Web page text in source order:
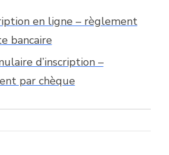
en ligne – règlement
bancaire
d’inscription –
par chèque